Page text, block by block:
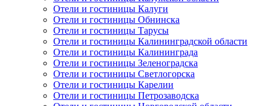
Отели и гостиницы Калуги
Отели и гостиницы Обнинска
Отели и гостиницы Тарусы
Отели и гостиницы Калининградской области
Отели и гостиницы Калининграда
Отели и гостиницы Зеленоградска
Отели и гостиницы Светлогорска
Отели и гостиницы Карелии
Отели и гостиницы Петрозаводска